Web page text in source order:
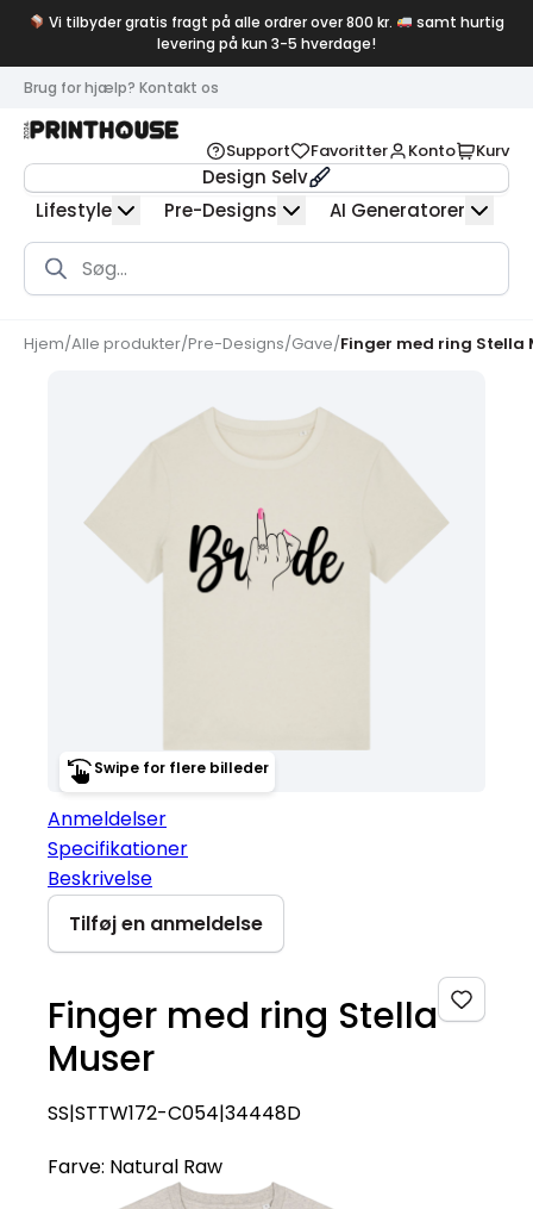
Vi tilbyder gratis fragt på alle ordrer over 800 kr.
samt hurtig
levering på kun 3-5 hverdage!
Brug for hjælp? Kontakt os
Support Favoritter Konto Kurv
Design Selv
Lifestyle
Pre-Designs AI Generatorer
Products
search
Hjem/Alle produkter/Pre-Designs/Gave/Finger med ring Stella
Swipe for flere billeder
Anmeldelser
Specifikationer
Beskrivelse
Tilføj en anmeldelse
Finger med ring Stella
Muser
SS|STTW172-C054|34448D
Farve: Natural Raw